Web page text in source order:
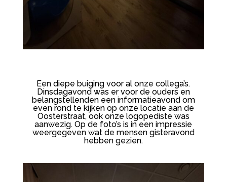
Een diepe buiging voor al onze collega’s.
Dinsdagavond was er voor de ouders en
belangstellenden een informatieavond om
even rond te kijken op onze locatie aan de
Oosterstraat, ook onze logopediste was
aanwezig. Op de foto’s is in een impressie
weergegeven wat de mensen gisteravond
hebben gezien.